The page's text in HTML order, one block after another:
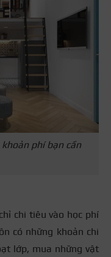
phí bạn cần
chi tiêu vào học phí
có những khoản chi
lớp, mua những vật